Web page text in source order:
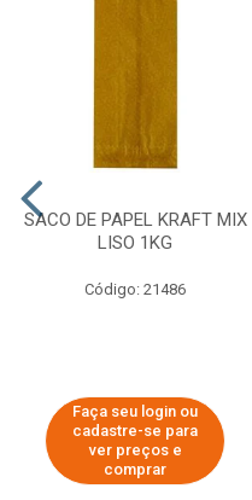
SACO DE PAPEL KRAFT MIX
LISO 1KG
Código: 21486
Faça seu login ou
cadastre-se para
ver preços e
comprar